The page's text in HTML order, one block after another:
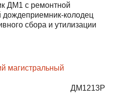
ДМ1 с ремонтной
дождеприемник-колодец
сбора и утилизации
магистральный
ДМ1213Р